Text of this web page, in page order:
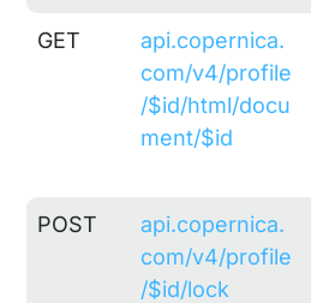
GET
api.copernica.
com/v4/profile
/$id/html/docu
ment/$id
POST
api.copernica.
com/v4/profile
/$id/lock